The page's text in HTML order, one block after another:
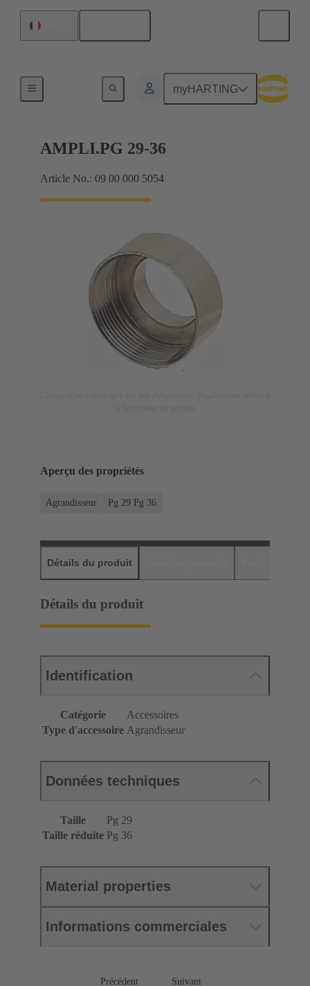
myHARTING
Presse-étoupes
AMPLI.PG 29-36
Article No.: 09 00 000 5054
Aperçu des propriétés
Agrandisseur Pg 29 Pg 36
Détails du produit
Détails du produit
Identification
Catégorie
Accessoires
Type d'accessoire Agrandisseur
Données techniques
Taille
Pg 29
Taille réduite Pg 36
Material properties
Informations commerciales
Précédent Suivant